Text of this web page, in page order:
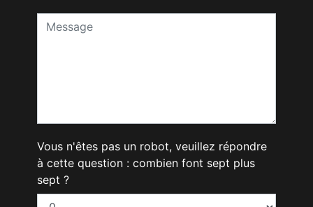
Vous n'êtes pas un robot, veuillez répondre
à cette question : combien font sept plus
sept ?